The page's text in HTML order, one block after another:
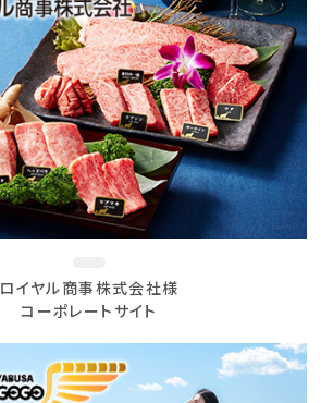
ロイヤル商事株式会社様
コーポレートサイト